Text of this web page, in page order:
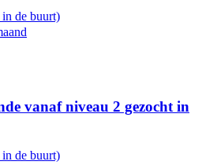
de buurt)
vanaf niveau 2 gezocht in
de buurt)